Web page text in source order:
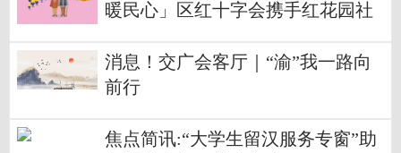
暖民心」区红十字会携手红花园社
消息！交广会客厅｜“渝”我一路向
前行
焦点简讯:“大学生留汉服务专窗”助